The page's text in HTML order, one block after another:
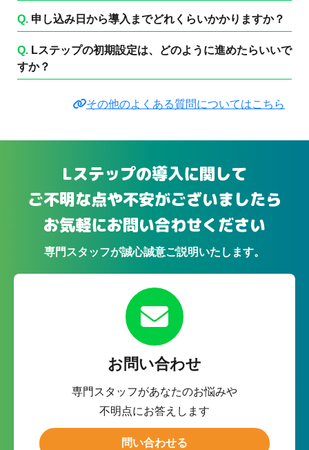
Q. 申し込み日から導入までどれくらいかかりますか？
Q. Lステップの初期設定は、どのように進めたらいいで
すか？
その他のよくある質問についてはこちら
Lステップの導入に関して
ご不明な点や不安がございましたら
お気軽にお問い合わせください
専門スタッフが誠心誠意ご説明いたします。
お問い合わせ
専門スタッフがあなたのお悩みや
不明点にお答えします
問い合わせる